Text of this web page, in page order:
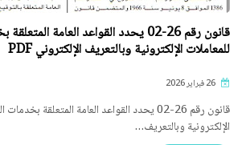
قانون رقم 26-02 يحدد القواعد العامة
للمعاملات الإلكترونية وبالتعريف الإلكتروني PDF
قانون رقم 26-02 يحدد القواعد العامة المتعلقة
الإلكترونية وبالتعريف…